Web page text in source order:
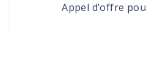
Appel d’offre